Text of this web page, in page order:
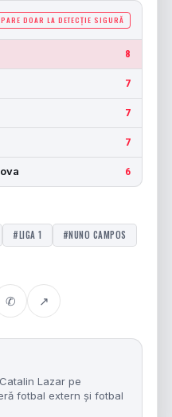
DOAR LA DETECȚIE SIGURĂ
8
7
7
7
6
#LIGA 1
#NUNO CAMPOS
✆ ↗
Lazar pe
fotbal extern și fotbal